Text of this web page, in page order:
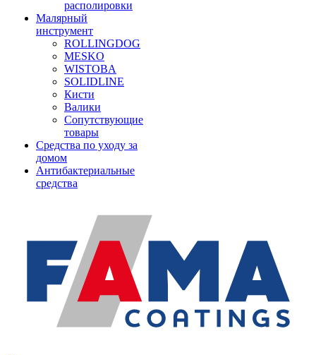
располировки
Малярный
инструмент
ROLLINGDOG
MESKO
WISTOBA
SOLIDLINE
Кисти
Валики
Сопутствующие
товары
Средства по уходу за
домом
Антибактериальные
средства